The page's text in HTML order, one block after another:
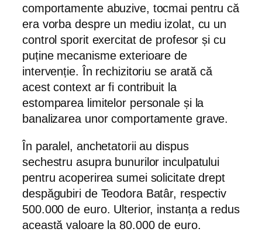
comportamente abuzive, tocmai pentru că
era vorba despre un mediu izolat, cu un
control sporit exercitat de profesor și cu
puține mecanisme exterioare de
intervenție. În rechizitoriu se arată că
acest context ar fi contribuit la
estomparea limitelor personale și la
banalizarea unor comportamente grave.
În paralel, anchetatorii au dispus
sechestru asupra bunurilor inculpatului
pentru acoperirea sumei solicitate drept
despăgubiri de Teodora Batâr, respectiv
500.000 de euro. Ulterior, instanța a redus
această valoare la 80.000 de euro.